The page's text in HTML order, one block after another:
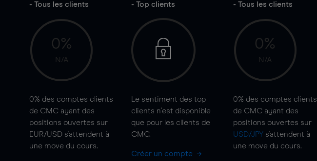
- Tous les clients
0%
N/A
0% des comptes clients
de CMC ayant des
positions ouvertes sur
EUR/USD s'attendent à
une move du cours.
- Top clients
Le sentiment des top
clients n'est disponible
que pour les clients de
CMC.
Créer un compte
- Tous les clients
0%
N/A
0% des comptes clients
de CMC ayant des
positions ouvertes sur
USD/JPYs'attendent à
une move du cours.